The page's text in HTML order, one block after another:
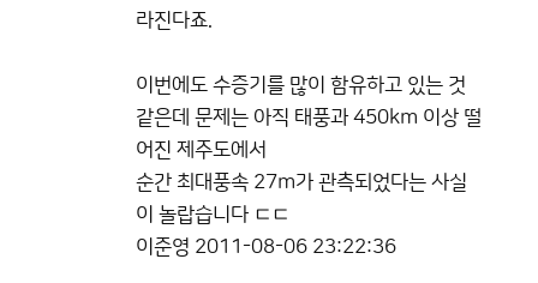
라진다죠.
이번에도 수증기를 많이 함유하고 있는 것
같은데 문제는 아직 태풍과 450km 이상 떨
어진 제주도에서
순간 최대풍속 27m가 관측되었다는 사실
이 놀랍습니다 ㄷㄷ
이준영 2011-08-06 23:22:36